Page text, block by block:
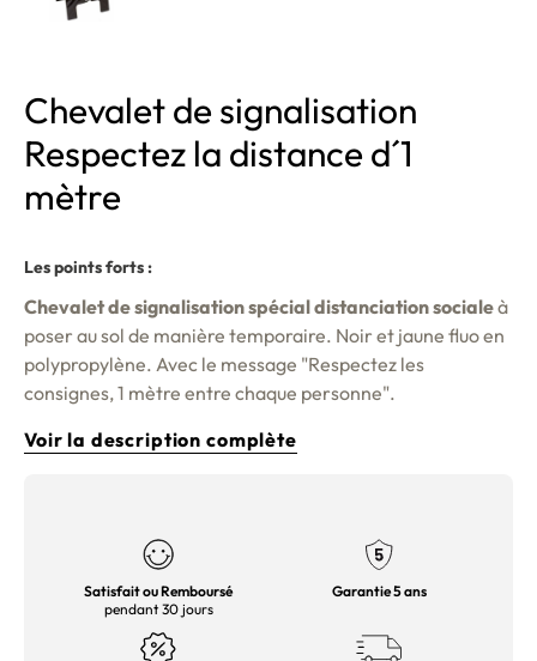
Chevalet de signalisation
Respectez la distance d´1
mètre
Les points forts :
Chevalet de signalisation spécial distanciation socialeà
poser au sol de manière temporaire. Noir et jaune fluo en
polypropylène. Avec le message "Respectez les
consignes, 1 mètre entre chaque personne".
Voir la description complète
Satisfait ou Remboursé
pendant 30 jours
Garantie 5 ans